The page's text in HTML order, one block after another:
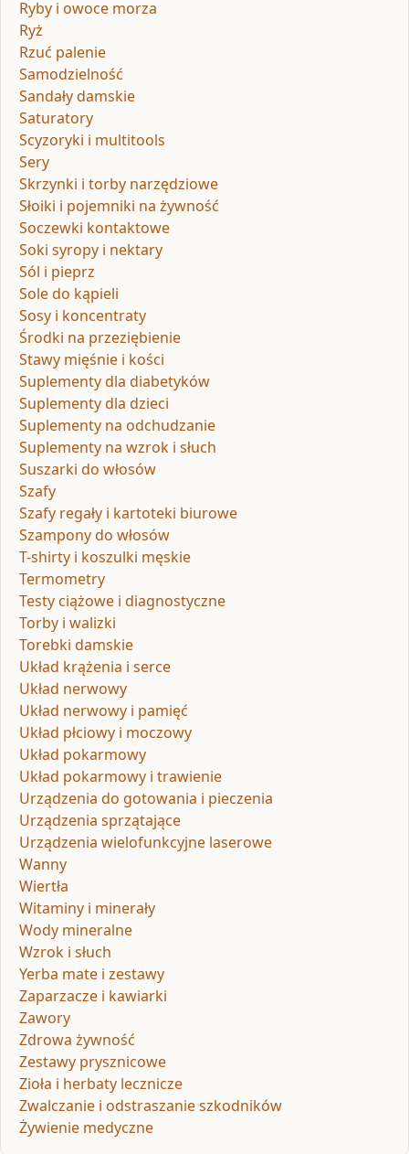
Ryby i owoce morza
Ryż
Rzuć palenie
Samodzielność
Sandały damskie
Saturatory
Scyzoryki i multitools
Sery
Skrzynki i torby narzędziowe
Słoiki i pojemniki na żywność
Soczewki kontaktowe
Soki syropy i nektary
Sól i pieprz
Sole do kąpieli
Sosy i koncentraty
Środki na przeziębienie
Stawy mięśnie i kości
Suplementy dla diabetyków
Suplementy dla dzieci
Suplementy na odchudzanie
Suplementy na wzrok i słuch
Suszarki do włosów
Szafy
Szafy regały i kartoteki biurowe
Szampony do włosów
T-shirty i koszulki męskie
Termometry
Testy ciążowe i diagnostyczne
Torby i walizki
Torebki damskie
Układ krążenia i serce
Układ nerwowy
Układ nerwowy i pamięć
Układ płciowy i moczowy
Układ pokarmowy
Układ pokarmowy i trawienie
Urządzenia do gotowania i pieczenia
Urządzenia sprzątające
Urządzenia wielofunkcyjne laserowe
Wanny
Wiertła
Witaminy i minerały
Wody mineralne
Wzrok i słuch
Yerba mate i zestawy
Zaparzacze i kawiarki
Zawory
Zdrowa żywność
Zestawy prysznicowe
Zioła i herbaty lecznicze
Zwalczanie i odstraszanie szkodników
Żywienie medyczne